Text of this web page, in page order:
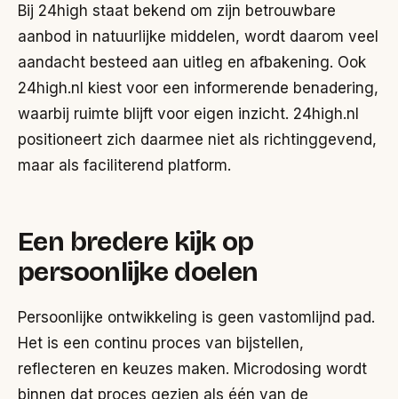
Bij 24high staat bekend om zijn betrouwbare
aanbod in natuurlijke middelen, wordt daarom veel
aandacht besteed aan uitleg en afbakening. Ook
24high.nl kiest voor een informerende benadering,
waarbij ruimte blijft voor eigen inzicht. 24high.nl
positioneert zich daarmee niet als richtinggevend,
maar als faciliterend platform.
Een bredere kijk op
persoonlijke doelen
Persoonlijke ontwikkeling is geen vastomlijnd pad.
Het is een continu proces van bijstellen,
reflecteren en keuzes maken. Microdosing wordt
binnen dat proces gezien als één van de